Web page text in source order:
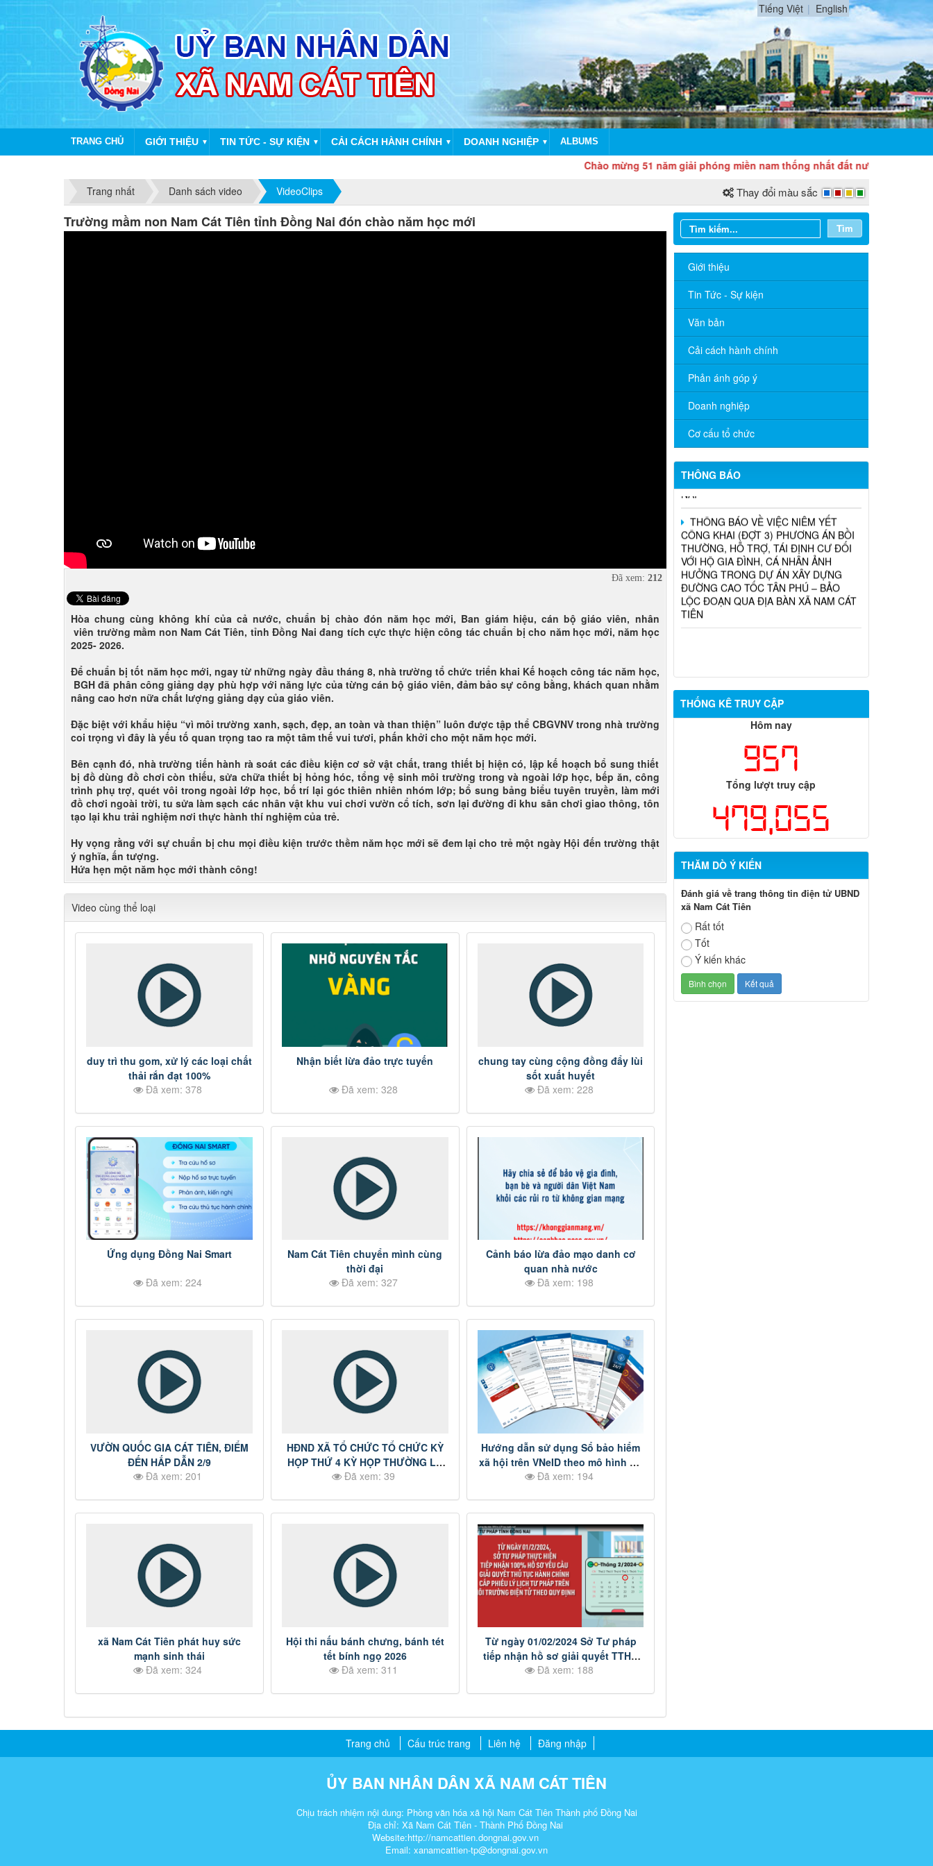
Tiếng Việt English
TRANG CHỦ GIỚI THIỆU ▼ TIN TỨC - SỰ KIỆN ▼ CẢI CÁCH HÀNH CHÍNH ▼ DOANH NGHIỆP ▼ ALBUMS
Chào mừng 51 năm giải phóng miền nam thống nhất đất nước (30/4/1975 - 30/
Trang nhất
Danh sách video VideoClips Thay đổi màu sắc
Trường mầm non Nam Cát Tiên tỉnh Đồng Nai đón chào năm học mới
Đã xem: 212
Hòa chung cùng không khí của cả nước, chuẩn bị chào đón năm học mới, Ban giám hiệu, cán bộ giáo viên, nhân
viên trường mầm non Nam Cát Tiên, tỉnh Đồng Nai đang tích cực thực hiện công tác chuẩn bị cho năm học mới, năm học
2025- 2026.
Để chuẩn bị tốt năm học mới, ngay từ những ngày đầu tháng 8, nhà trường tổ chức triển khai Kế hoạch công tác năm học,
BGH đã phân công giảng dạy phù hợp với năng lực của từng cán bộ giáo viên, đảm bảo sự công bằng, khách quan nhằm
nâng cao hơn nữa chất lượng giảng dạy của giáo viên.
Đặc biệt với khẩu hiệu “vì môi trường xanh, sạch, đẹp, an toàn và than thiện” luôn được tập thể CBGVNV trong nhà trường
coi trọng vì đây là yếu tố quan trọng tao ra một tâm thế vui tươi, phấn khởi cho một năm học mới.
Bên cạnh đó, nhà trường tiến hành rà soát các điều kiện cơ sở vật chất, trang thiết bị hiện có, lập kế hoạch bổ sung thiết
bị đồ dùng đồ chơi còn thiếu, sửa chữa thiết bị hỏng hóc, tổng vệ sinh môi trường trong và ngoài lớp học, bếp ăn, công
trình phụ trợ, quét vôi trong ngoài lớp học, bố trí lại góc thiên nhiên nhóm lớp; bổ sung bảng biểu tuyên truyền, làm mới
đồ chơi ngoài trời, tu sửa làm sạch các nhân vật khu vui chơi vườn cổ tích, sơn lại đường đi khu sân chơi giao thông, tôn
tạo lại khu trải nghiệm nơi thực hành thí nghiệm của trẻ.
Hy vọng rằng với sự chuẩn bị chu mọi điều kiện trước thềm năm học mới sẽ đem lại cho trẻ một ngày Hội đến trường thật
ý nghĩa, ấn tượng.
Hứa hẹn một năm học mới thành công!
Video cùng thể loại
duy trì thu gom, xử lý các loại chất
thải rắn đạt 100%
Đã xem: 378
Nhận biết lừa đảo trực tuyến
Đã xem: 328
chung tay cùng cộng đồng đẩy lùi
sốt xuất huyết
Đã xem: 228
Ứng dụng Đồng Nai Smart
Đã xem: 224
Nam Cát Tiên chuyển mình cùng
thời đại
Đã xem: 327
Cảnh báo lừa đảo mạo danh cơ
quan nhà nước
Đã xem: 198
VƯỜN QUỐC GIA CÁT TIÊN, ĐIỂM
ĐẾN HẤP DẪN 2/9
Đã xem: 201
HĐND XÃ TỔ CHỨC TỔ CHỨC KỲ
HỌP THỨ 4 KỲ HỌP THƯỜNG LỆ
GIỮA NĂM
Đã xem: 39
Hướng dẫn sử dụng Sổ bảo hiểm
xã hội trên VNeID theo mô hình Đề
án 06
Đã xem: 194
xã Nam Cát Tiên phát huy sức
mạnh sinh thái
Đã xem: 324
Hội thi nấu bánh chưng, bánh tét
tết bính ngọ 2026
Đã xem: 311
Từ ngày 01/02/2024 Sở Tư pháp
tiếp nhận hồ sơ giải quyết TTHC
cấp phiếu lý lịch tư pháp trên môi
Đã xem: 188
Tìm
Giới thiệu
Tin Tức - Sự kiện
Văn bản
Cải cách hành chính
Phản ánh góp ý
Doanh nghiệp
Cơ cấu tổ chức
THÔNG BÁO
THÔNG BÁO TRIỂN KHAI KHÁM SỨC
ĐỘNG NĂM 2026
Chương trình hỗ trợ cửa hàng, hộ kinh
doanh chuyển đổi số
THÔNG BÁO TUYỂN DỤNG THỦ QUỸ
THUỘC CHI NHÁNH NHCSXH ĐỒNG
NAI
THÔNG BÁO VỀ VIỆC NIÊM YẾT
CÔNG KHAI (ĐỢT 3) PHƯƠNG ÁN BỒI
THƯỜNG, HỖ TRỢ, TÁI ĐỊNH CƯ ĐỐI
VỚI HỘ GIA ĐÌNH, CÁ NHÂN ẢNH
HƯỞNG TRONG DỰ ÁN XÂY DỰNG
ĐƯỜNG CAO TỐC TÂN PHÚ – BẢO
LỘC ĐOẠN QUA ĐỊA BÀN XÃ NAM CÁT
TIÊN
THỐNG KÊ TRUY CẬP
Hôm nay
957
Tổng lượt truy cập
479,055
THĂM DÒ Ý KIẾN
Đánh giá về trang thông tin điện tử UBND
xã Nam Cát Tiên
Rất tốt
Tốt
Ý kiến khác
Trang chủ Cấu trúc trang Liên hệ Đăng nhập
ỦY BAN NHÂN DÂN XÃ NAM CÁT TIÊN
Chịu trách nhiệm nội dung: Phòng văn hóa xã hội Nam Cát Tiên Thành phố Đồng Nai
Địa chỉ: Xã Nam Cát Tiên - Thành Phố Đồng Nai
Website:http://namcattien.dongnai.gov.vn
Email: xanamcattien-tp@dongnai.gov.vn​